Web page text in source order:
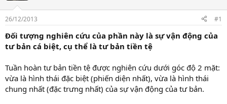
n
26/12/2013 #1
Đối tượng nghiên cứu của phần này là sự vận động của
tư bản cá biệt, cụ thể là tư bản tiền tệ
Tuần hoàn tư bản tiền tệ được nghiên cứu dưới góc độ 2 mặt:
vừa là hình thái đặc biệt (phiến diện nhất), vừa là hình thái
chung nhất (đặc trưng nhất) của sự vận động của tư bản.